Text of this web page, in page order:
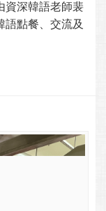
資深韓語老師裴
點餐、交流及